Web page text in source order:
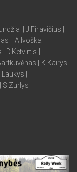
| J.Firavičius |
| A.Ivoška |
D.Ketvirtis |
| K.Kairys
|
|